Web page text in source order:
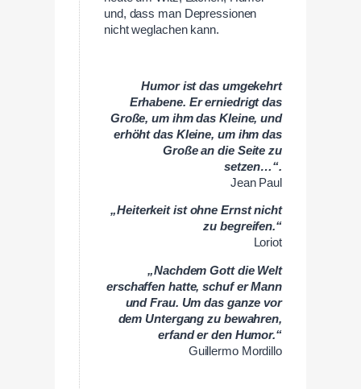
und, dass man Depressionen
nicht weglachen kann.
Humor ist das umgekehrt
Erhabene. Er erniedrigt das
Große, um ihm das Kleine, und
erhöht das Kleine, um ihm das
Große an die Seite zu
setzen…“.
Jean Paul
„Heiterkeit ist ohne Ernst nicht
zu begreifen.“
Loriot
„Nachdem Gott die Welt
erschaffen hatte, schuf er Mann
und Frau. Um das ganze vor
dem Untergang zu bewahren,
erfand er den Humor.“
Guillermo Mordillo